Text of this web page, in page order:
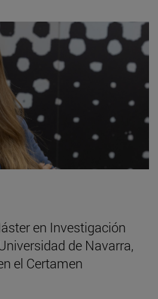
en Investigación
de Navarra,
el Certamen